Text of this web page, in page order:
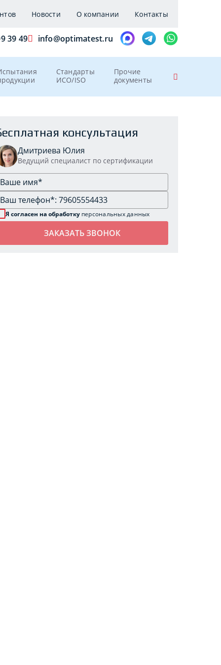
Новости О компании Контакты
39 49 info@optimatest.ru
Стандарты
ИСО/ISO
Прочие
документы
консультация
Дмитриева Юлия
Ведущий специалист по сертификации
Я согласен на обработку персональных данных